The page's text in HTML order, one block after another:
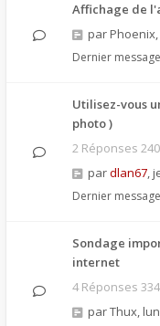
Affichage de
par Phoenix,
Dernier
Utilisez-vous
photo )
2 Réponses
pardlan67,
Dernier
Sondage
internet
4 Réponses
parThux,